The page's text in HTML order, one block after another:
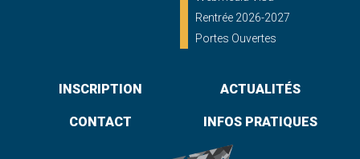
Rentrée 2026-2027
Portes Ouvertes
INSCRIPTION ACTUALITÉS
CONTACT INFOS PRATIQUES